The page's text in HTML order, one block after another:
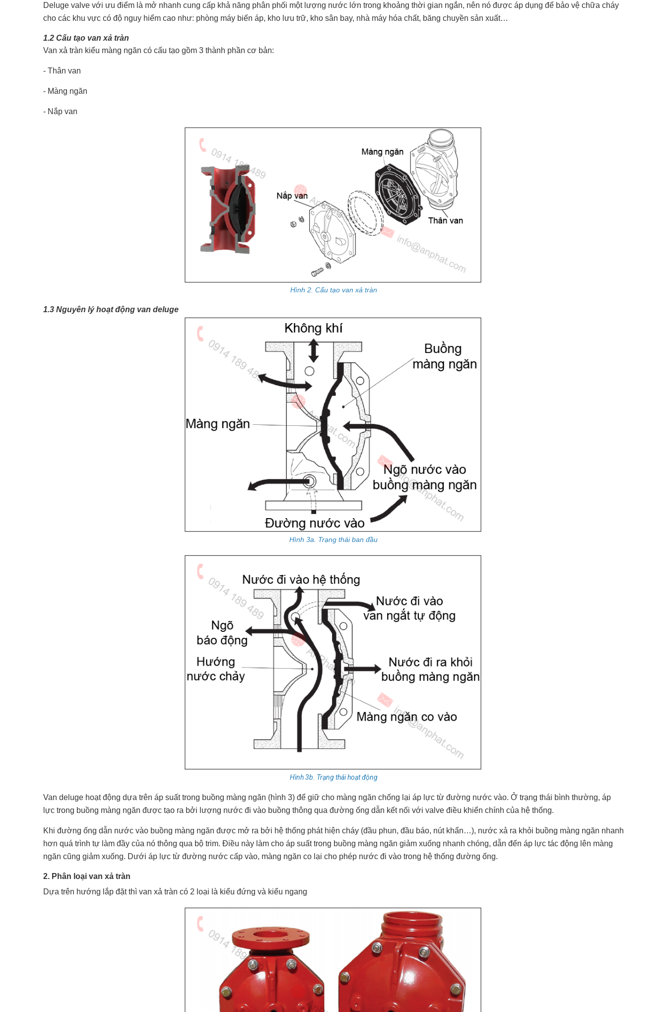
Deluge valve với ưu điểm là mở nhanh cung cấp khả năng phân phối một lượng nước lớn trong khoảng thời gian ngắn, nên nó được áp dụng để bảo vệ chữa cháy
cho các khu vực có độ nguy hiểm cao như: phòng máy biến áp, kho lưu trữ, kho sân bay, nhà máy hóa chất, băng chuyền sản xuất…
1.2 Cấu tạo van xả tràn
Van xả tràn kiểu màng ngăn có cấu tạo gồm 3 thành phần cơ bản:
- Thân van
- Màng ngăn
- Nắp van
Hình 2. Cấu tạo van xả tràn
1.3 Nguyên lý hoạt động van deluge
Hình 3a. Trạng thái ban đầu
Hình 3b. Trạng thái hoạt động
Van deluge hoạt động dựa trên áp suất trong buồng màng ngăn (hình 3) để giữ cho màng ngăn chống lại áp lực từ đường nước vào. Ở trạng thái bình thường, áp
lực trong buồng màng ngăn được tạo ra bởi lượng nước đi vào buồng thông qua đường ống dẫn kết nối với valve điều khiển chính của hệ thống.
Khi đường ống dẫn nước vào buồng màng ngăn được mở ra bởi hệ thống phát hiện cháy (đầu phun, đầu báo, nút khẩn…), nước xả ra khỏi buồng màng ngăn nhanh
hơn quá trình tự làm đầy của nó thông qua bộ trim. Điều này làm cho áp suất trong buồng màng ngăn giảm xuống nhanh chóng, dẫn đến áp lực tác động lên màng
ngăn cũng giảm xuống. Dưới áp lực từ đường nước cấp vào, màng ngăn co lại cho phép nước đi vào trong hệ thống đường ống.
2. Phân loại van xả tràn
Dựa trên hướng lắp đặt thì van xả tràn có 2 loại là kiểu đứng và kiểu ngang